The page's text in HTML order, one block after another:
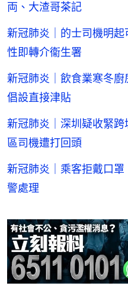
両、大渣哥茶記
新冠肺炎｜的士司機明
性即轉介衞生署
新冠肺炎｜飲食業寒冬
倡設直接津貼
新冠肺炎｜深圳疑收緊
區司機遭打回頭
新冠肺炎｜乘客拒戴口
警處理